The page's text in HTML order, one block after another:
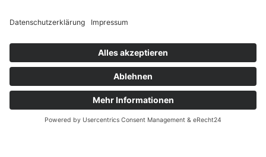
Sommerferien geschlossen)
Sekretariat
Cornelia Roller-Schoch
Telefon 08382 989080-0
pfarramt.kiez.lindau@elkb.de